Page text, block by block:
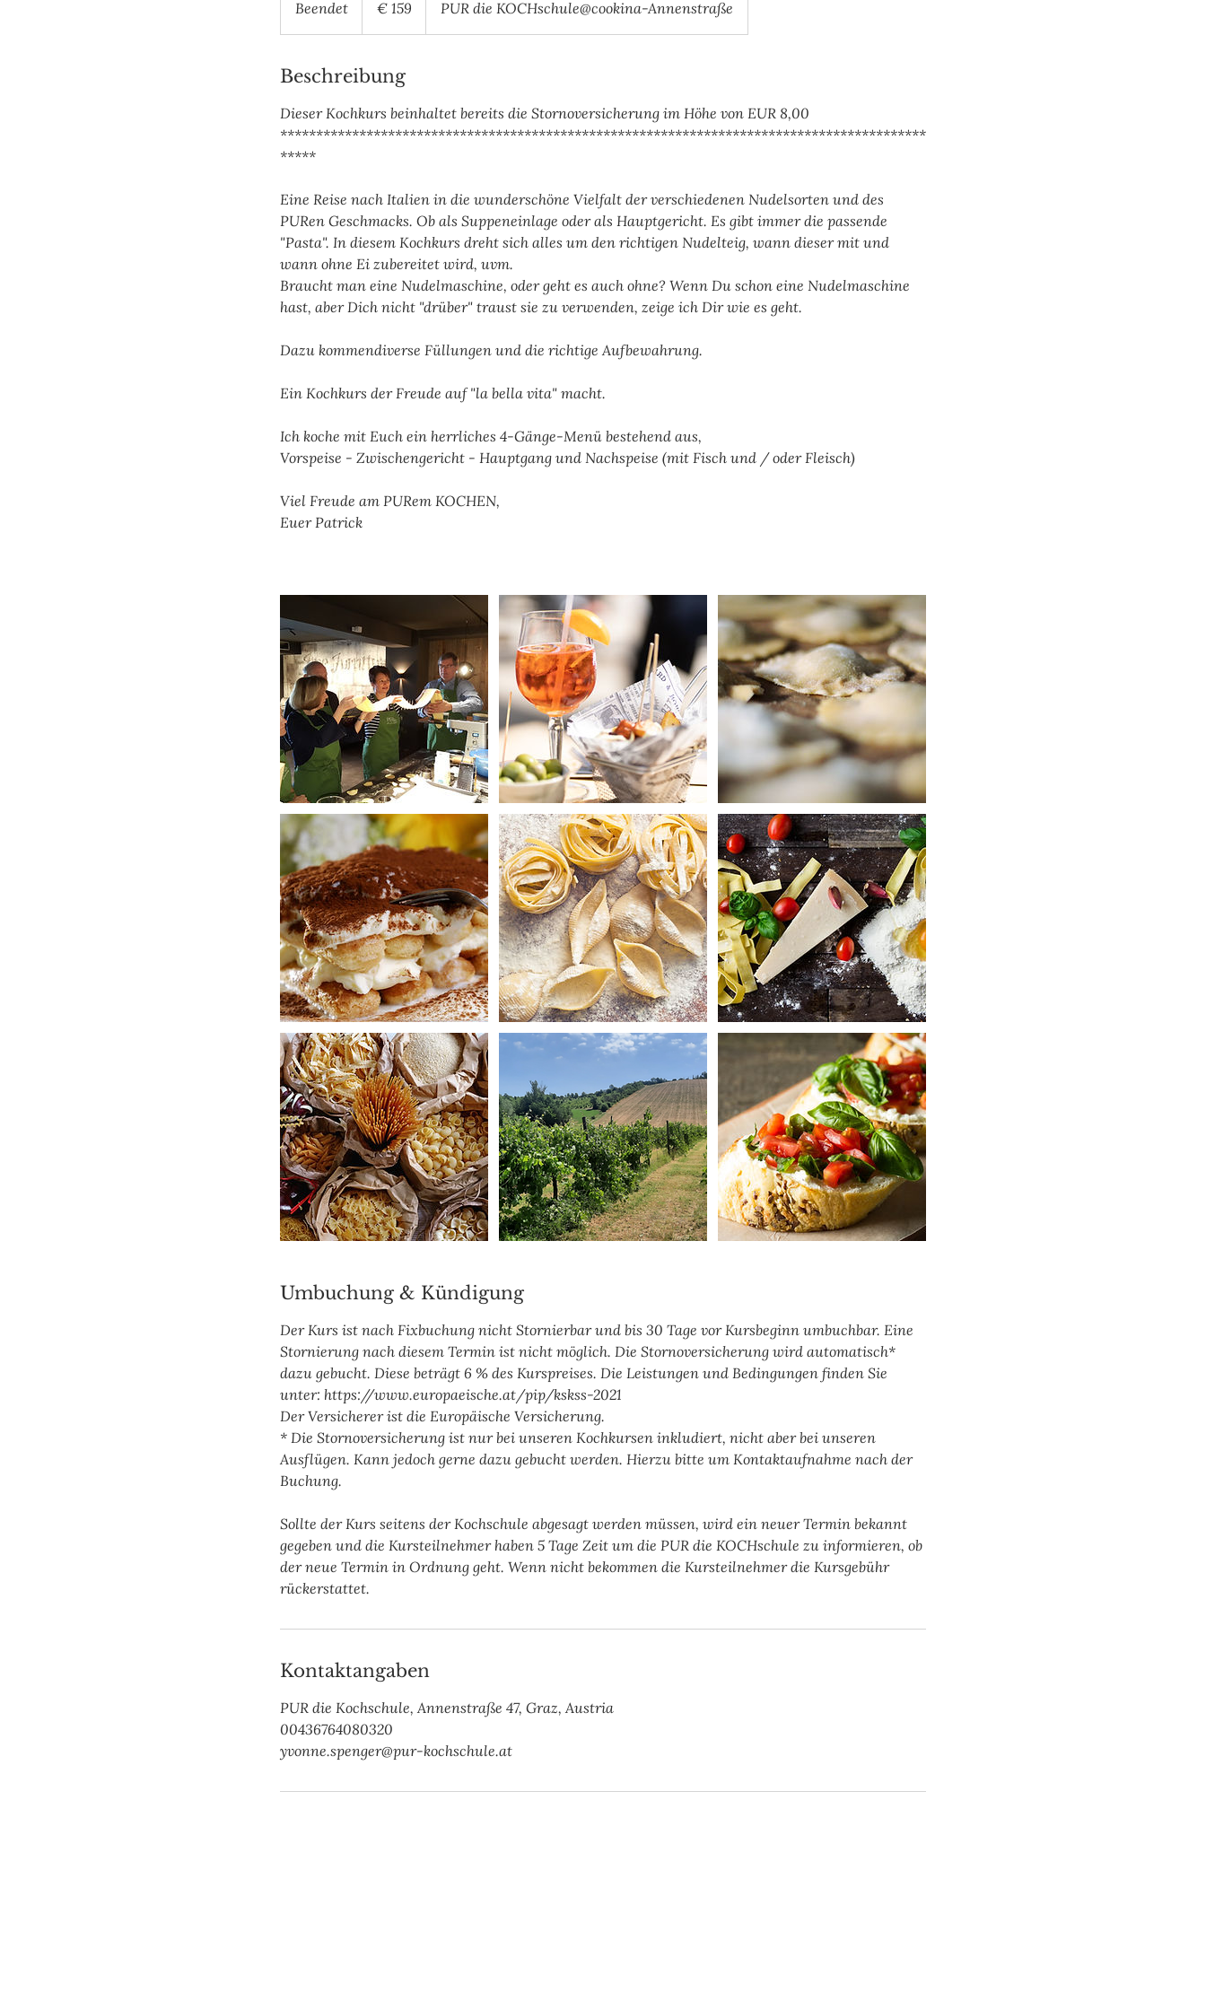
Beendet
e
n
e
t
€ 159 PUR die KOCHschule@cookina-Annenstraße
Beschreibung
Dieser Kochkurs beinhaltet bereits die Stornoversicherung im Höhe von EUR 8,00
******************************************************************************************
*****
Eine Reise nach Italien in die wunderschöne Vielfalt der verschiedenen Nudelsorten und des
PURen Geschmacks. Ob als Suppeneinlage oder als Hauptgericht. Es gibt immer die passende
"Pasta". In diesem Kochkurs dreht sich alles um den richtigen Nudelteig, wann dieser mit und
wann ohne Ei zubereitet wird, uvm.
Braucht man eine Nudelmaschine, oder geht es auch ohne? Wenn Du schon eine Nudelmaschine
hast, aber Dich nicht "drüber" traust sie zu verwenden, zeige ich Dir wie es geht.
Dazu kommendiverse Füllungen und die richtige Aufbewahrung.
Ein Kochkurs der Freude auf "la bella vita" macht.
Ich koche mit Euch ein herrliches 4-Gänge-Menü bestehend aus,
Vorspeise - Zwischengericht - Hauptgang und Nachspeise (mit Fisch und / oder Fleisch)
Viel Freude am PURem KOCHEN,
Euer Patrick
Umbuchung & Kündigung
Der Kurs ist nach Fixbuchung nicht Stornierbar und bis 30 Tage vor Kursbeginn umbuchbar. Eine
Stornierung nach diesem Termin ist nicht möglich. Die Stornoversicherung wird automatisch*
dazu gebucht. Diese beträgt 6 % des Kurspreises. Die Leistungen und Bedingungen finden Sie
unter: https://www.europaeische.at/pip/kskss-2021
Der Versicherer ist die Europäische Versicherung.
* Die Stornoversicherung ist nur bei unseren Kochkursen inkludiert, nicht aber bei unseren
Ausflügen. Kann jedoch gerne dazu gebucht werden. Hierzu bitte um Kontaktaufnahme nach der
Buchung.
Sollte der Kurs seitens der Kochschule abgesagt werden müssen, wird ein neuer Termin bekannt
gegeben und die Kursteilnehmer haben 5 Tage Zeit um die PUR die KOCHschule zu informieren, ob
der neue Termin in Ordnung geht. Wenn nicht bekommen die Kursteilnehmer die Kursgebühr
Kontaktangaben
PUR die Kochschule, Annenstraße 47, Graz, Austria
00436764080320
yvonne.spenger@pur-kochschule.at